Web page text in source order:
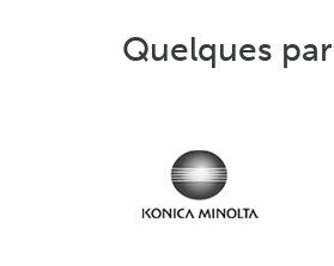
Quelques